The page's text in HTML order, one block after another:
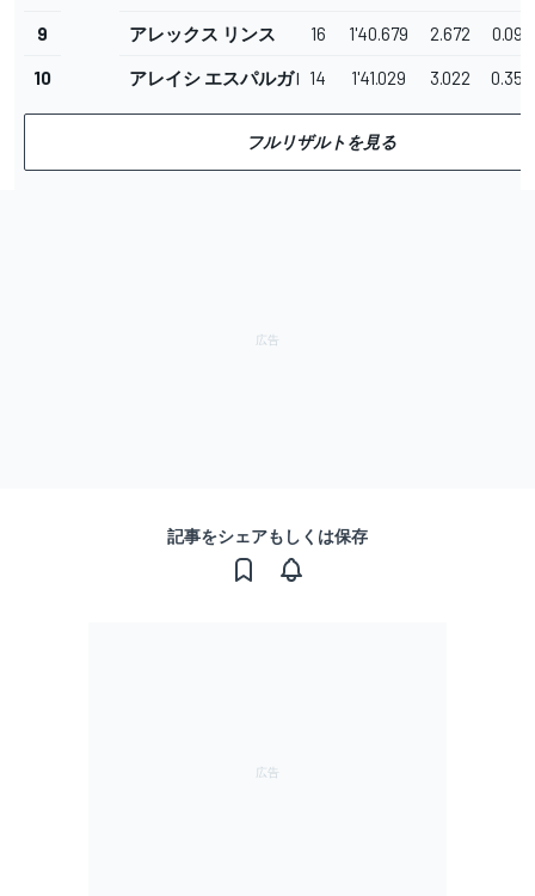
9 アレックス リンス 16 1'40.679 2.672 0.097
10 アレイシ エスパルガロ14 1'41.029 3.022 0.350
フルリザルトを見る
記事をシェアもしくは保存